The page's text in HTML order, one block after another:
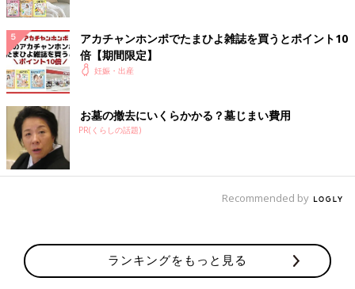
アカチャンホンポでたまひよ雑誌を買うとポイント10
倍【期間限定】
妊娠・出産
お墓の撤去にいくらかかる？墓じまい費用
PR(くらしの話題)
Recommended by
ランキングをもっと見る